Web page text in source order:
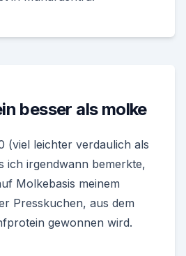
besser als molke
(viel leichter verdaulich als
ich irgendwann bemerkte,
Molkebasis meinem
Presskuchen, aus dem
gewonnen wird.